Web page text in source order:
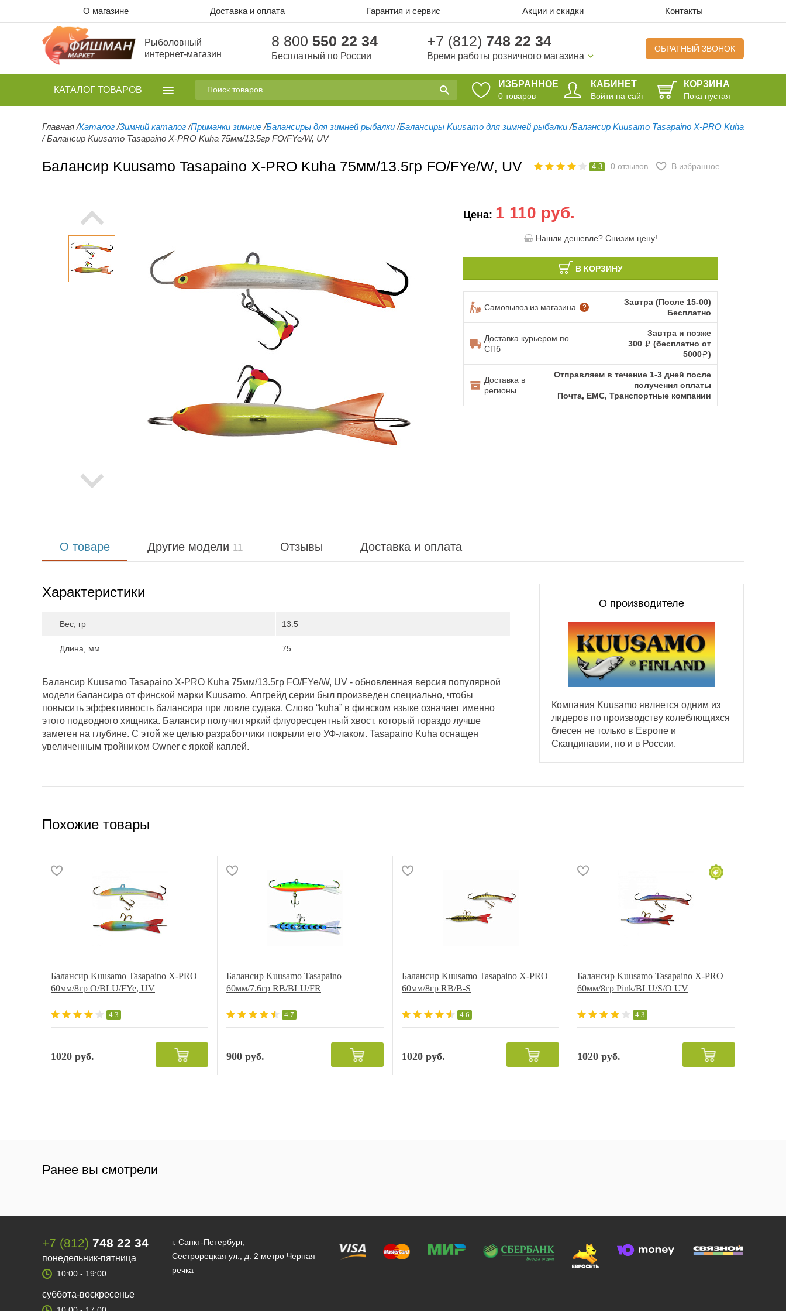
О магазине Доставка и оплата Гарантия и сервис Акции и скидки Контакты
Рыболовный
интернет-магазин
8 800 550 22 34
Бесплатный по России
+7 (812) 748 22 34
Время работы розничного магазина
ОБРАТНЫЙ ЗВОНОК
ИЗБРАННОЕ
0 товаров
КАБИНЕТ
Войти на сайт
КОРЗИНА
Пока пустая
КАТАЛОГ ТОВАРОВ
Главная /Каталог /Зимний каталог /Приманки зимние /Балансиры для зимней рыбалки /Балансиры Kuusamo для зимней рыбалки /Балансир Kuusamo Tasapaino X-PRO Kuha
/Балансир Kuusamo Tasapaino X-PRO Kuha 75мм/13.5гр FO/FYe/W, UV
Балансир Kuusamo Tasapaino X-PRO Kuha 75мм/13.5гр FO/FYe/W, UV 4.3 0 отзывов В избранное
Цена: 1 110 руб.
Нашли дешевле? Снизим цену!
В КОРЗИНУ
Самовывоз из магазина ?
Завтра (После 15-00)
Бесплатно
Доставка курьером по
СПб
Завтра и позже
300
(бесплатно от
5000
)
Доставка в
регионы
Отправляем в течение 1-3 дней после
получения оплаты
Почта, ЕМС, Транспортные компании
О товаре Другие модели 11 Отзывы Доставка и оплата
О производителе
Компания Kuusamo является одним из
лидеров по производству колеблющихся
блесен не только в Европе и
Скандинавии, но и в России.
Характеристики
Вес, гр 13.5
Длина, мм 75
Балансир Kuusamo Tasapaino X-PRO Kuha 75мм/13.5гр FO/FYe/W, UV - обновленная версия популярной
модели балансира от финской марки Kuusamo. Апгрейд серии был произведен специально, чтобы
повысить эффективность балансира при ловле судака. Слово “kuha” в финском языке означает именно
этого подводного хищника. Балансир получил яркий флуоресцентный хвост, который гораздо лучше
заметен на глубине. С этой же целью разработчики покрыли его УФ-лаком. Tasapaino Kuha оснащен
увеличенным тройником Owner с яркой каплей.
Похожие товары
Балансир Kuusamo Tasapaino X-PRO
60мм/8гр O/BLU/FYe, UV
4.3
1020 руб.
Балансир Kuusamo Tasapaino
60мм/7.6гр RB/BLU/FR
4.7
900 руб.
Балансир Kuusamo Tasapaino X-PRO
60мм/8гр RB/B-S
4.6
1020 руб.
Балансир Kuusamo Tasapaino X-PRO
60мм/8гр Pink/BLU/S/O UV
4.3
1020 руб.
Ранее вы смотрели
+7 (812) 748 22 34
понедельник-пятница
10:00 - 19:00
суббота-воскресенье
г. Санкт-Петербург,
Сестрорецкая ул., д. 2 метро Черная
речка